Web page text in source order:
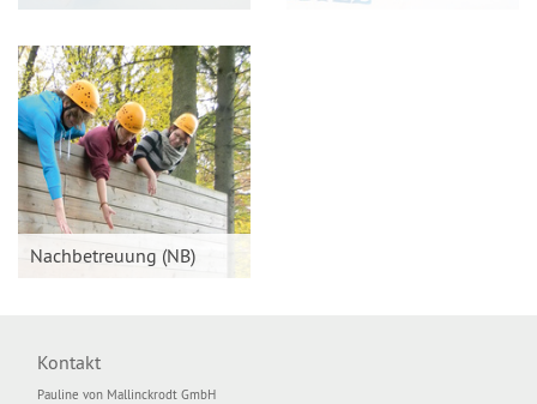
Nachbetreuung (NB)
Kontakt
Pauline von Mallinckrodt GmbH